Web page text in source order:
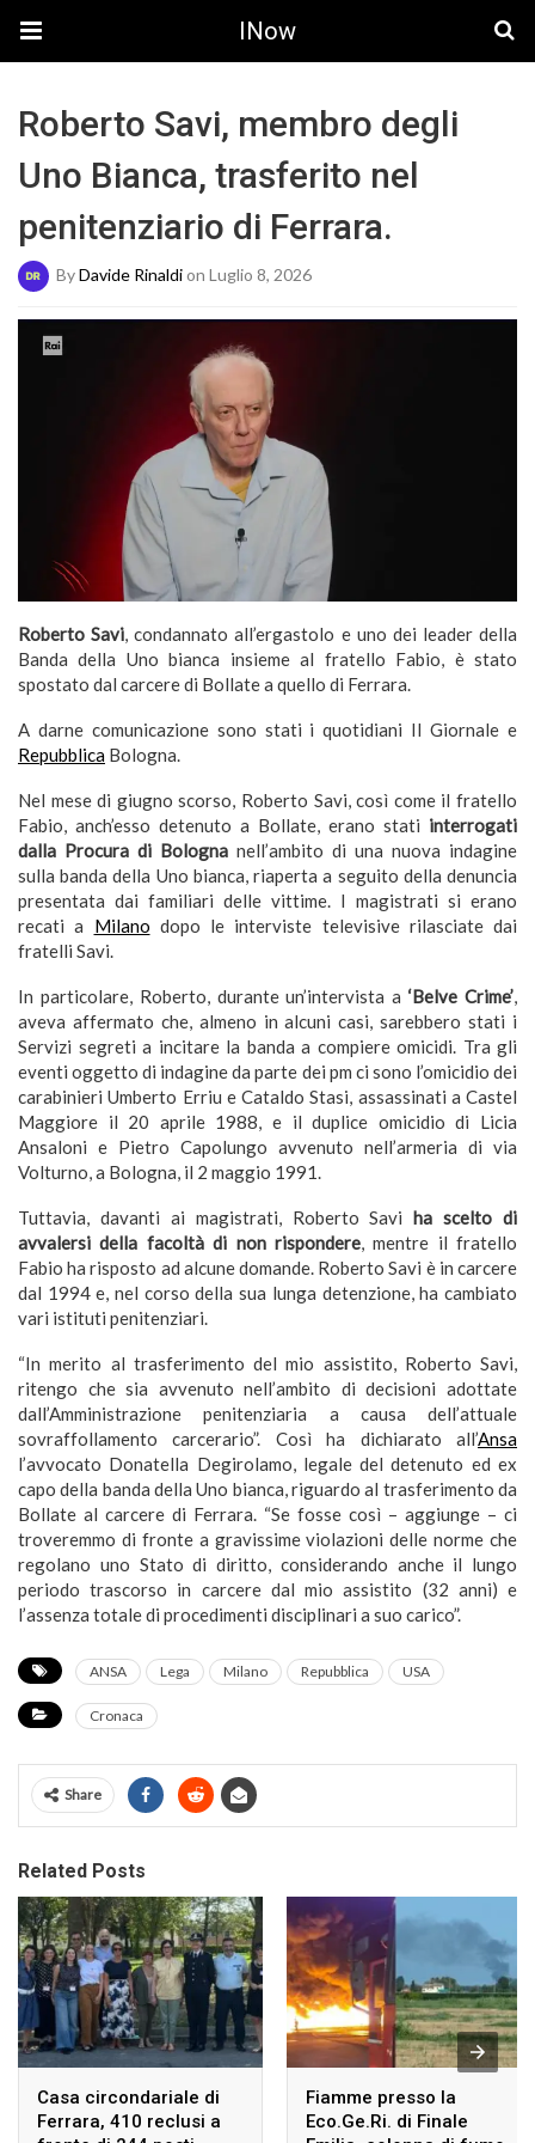
INow
Roberto Savi, membro degli
Uno Bianca, trasferito nel
penitenziario di Ferrara.
ByDavide Rinaldion Luglio 8, 2026
Roberto Savi, condannato all’ergastolo e uno dei leader della
Banda della Uno bianca insieme al fratello Fabio, è stato
spostato dal carcere di Bollate a quello di Ferrara.
A darne comunicazione sono stati i quotidiani Il Giornale e
Repubblica Bologna.
Nel mese di giugno scorso, Roberto Savi, così come il fratello
Fabio, anch’esso detenuto a Bollate, erano stati interrogati
dalla Procura di Bologna nell’ambito di una nuova indagine
sulla banda della Uno bianca, riaperta a seguito della denuncia
presentata dai familiari delle vittime. I magistrati si erano
recati a Milano dopo le interviste televisive rilasciate dai
fratelli Savi.
In particolare, Roberto, durante un’intervista a‘Belve Crime’,
aveva affermato che, almeno in alcuni casi, sarebbero stati i
Servizi segreti a incitare la banda a compiere omicidi. Tra gli
eventi oggetto di indagine da parte dei pm ci sono l’omicidio dei
carabinieri Umberto Erriu e Cataldo Stasi, assassinati a Castel
Maggiore il 20 aprile 1988, e il duplice omicidio di Licia
Ansaloni e Pietro Capolungo avvenuto nell’armeria di via
Volturno, a Bologna, il 2 maggio 1991.
Tuttavia, davanti ai magistrati, Roberto Saviha scelto di
avvalersi della facoltà di non rispondere, mentre il fratello
Fabio ha risposto ad alcune domande. Roberto Savi è in carcere
dal 1994 e, nel corso della sua lunga detenzione, ha cambiato
vari istituti penitenziari.
“In merito al trasferimento del mio assistito, Roberto Savi,
ritengo che sia avvenuto nell’ambito di decisioni adottate
dall’Amministrazione penitenziaria a causa dell’attuale
sovraffollamento carcerario”. Così ha dichiarato all’Ansa
l’avvocato Donatella Degirolamo, legale del detenuto ed ex
capo della banda della Uno bianca, riguardo al trasferimento da
Bollate al carcere di Ferrara. “Se fosse così – aggiunge – ci
troveremmo di fronte a gravissime violazioni delle norme che
regolano uno Stato di diritto, considerando anche il lungo
periodo trascorso in carcere dal mio assistito (32 anni) e
l’assenza totale di procedimenti disciplinari a suo carico”.
ANSA Lega Milano Repubblica USA
Cronaca
Share
Related Posts
Casa circondariale di
Ferrara, 410 reclusi a
Fiamme presso la
Eco.Ge.Ri. di Finale